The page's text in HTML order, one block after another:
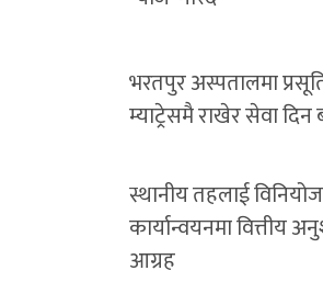
भरतपुर अस्पतालमा
म्याट्रेसमै राखेर सेवा दिन
स्थानीय तहलाई
कार्यान्वयनमा वित्तीय
आग्रह